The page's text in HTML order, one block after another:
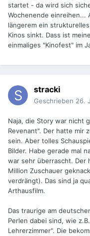
startet - da wird sich
Wochenende einreihen...
längerem ein
Kinos sinkt. Dass ist
einmaliges "Kinofest" im
stracki
Geschrieben 26.
Naja, die Story war nicht
Revenant". Der hatte mir
sein. Aber tolles
Bilder. Habe gerade mal
war sehr überrascht. Der
Million Zuschauer
verdrängt). Das sind ja
Arthausfilm.
Das traurige am
Perlen dabei sind, wie
Lehrerzimmer". Die